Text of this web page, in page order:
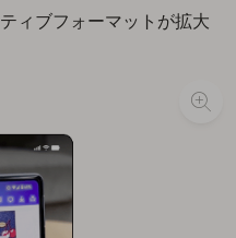
ィブフォーマットが拡大